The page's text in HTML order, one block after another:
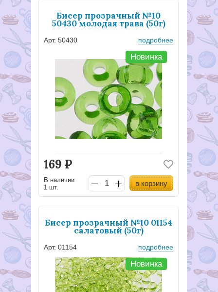
Бисер прозрачный №10
50430 молодая трава (50г)
Арт. 50430 подробнее
Новинка
169 Р
В наличии
1 шт.
в корзину
Бисер прозрачный №10 01154
салатовый (50г)
Арт. 01154 подробнее
Новинка